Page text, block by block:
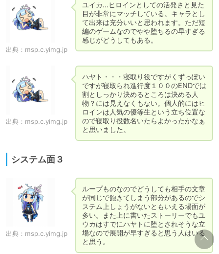
出典： msp.c.yimg.jp
ユイカ…ヒロインとしての活発さと見た
目が非常にマッチしている。キャラとし
て出来は充分いいと思われます。ただ短
編のゲームなのでやや堕ちるの早すぎる
感じがどうしてもある。
出典： msp.c.yimg.jp
ハヤト・・・寝取り役ですがくずっぽい
ですが寝取られ進行度１００のENDでは
割としっかり決めるところは決める人
物？には見えなくもない。個人的にはヒ
ロインは人気の優等生という立ち位置な
ので寝取り役数名いたらよかったかなぁ
と思いました。
システム面３
出典： msp.c.yimg.jp
ループものなのでどうしても相手の文章
が同じで飽きてしまう部分があるのでシ
ステム上しょうがないともいえる場面が
多い。また上に書いたストーリーでもユ
ウカはすでにハヤトに堕とされそうな立
場なので展開が早すぎると思う人はいる
と思う。